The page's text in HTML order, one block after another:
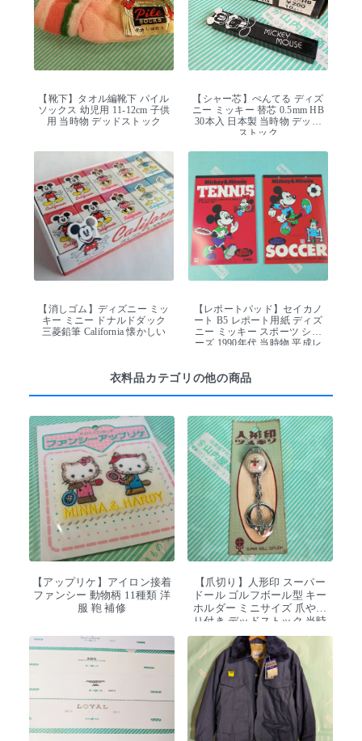
【靴下】タオル編靴下 パイル
ソックス 幼児用 11-12cm 子供
用 当時物 デッドストック
【シャー芯】ぺんてる ディズ
ニー ミッキー 替芯 0.5mm HB
30本入 日本製 当時物 デッド
ストック
【消しゴム】ディズニー ミッ
キー ミニー ドナルドダック
三菱鉛筆 California 懐かしい
【レポートパッド】セイカノ
ート B5 レポート用紙 ディズ
ニー ミッキー スポーツ シリ
ーズ 1990年代 当時物 平成レ
衣料品カテゴリの他の商品
【アップリケ】アイロン接着
ファンシー 動物柄 11種類 洋
服 鞄 補修
【爪切り】人形印 スーパー
ドール ゴルフボール型 キー
ホルダー ミニサイズ 爪やす
り付き デッドストック 当時
物